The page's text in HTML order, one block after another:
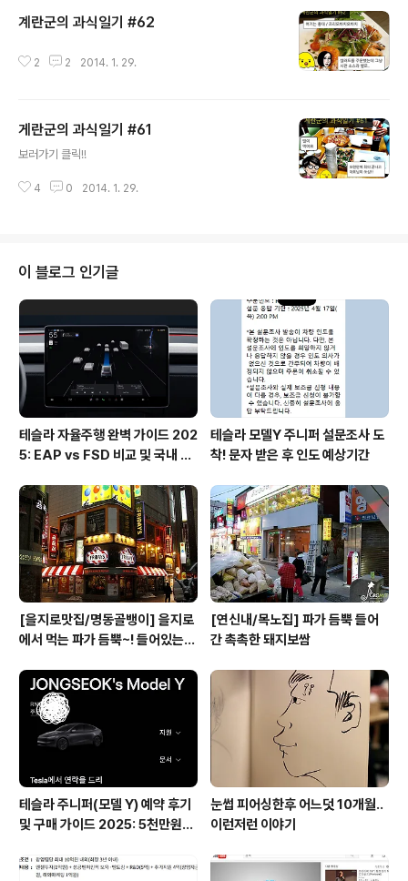
계란군의 과식일기 #62
2 2 2014. 1. 29.
게란군의 과식일기 #61
보러가기 클릭!!
4 0 2014. 1. 29.
이 블로그 인기글
테슬라 자율주행 완벽 가이드 202
5: EAP vs FSD 비교 및 국내 사
테슬라 모델Y 주니퍼 설문조사 도
착! 문자 받은 후 인도 예상기간
[을지로맛집/명동골뱅이] 을지로
에서 먹는 파가 듬뿍~! 들어있는
[연신내/목노집] 파가 듬뿍 들어
간 촉촉한 돼지보쌈
테슬라 주니퍼(모델 Y) 예약 후기
및 구매 가이드 2025: 5천만원대
눈썹 피어싱한후 어느덧 10개월..
이런저런 이야기